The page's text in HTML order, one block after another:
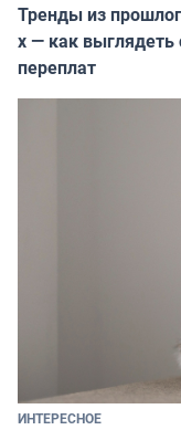
Тренды из
х — как выглядеть
переплат
ИНТЕРЕСНОЕ